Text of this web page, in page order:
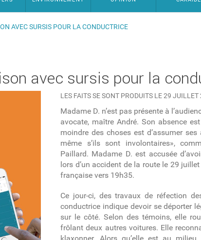
AVEC SURSIS POUR LA CONDUCTRICE
avec sursis pour la
LES FAITS SE SONT PRODUITS LE 29
Madame D. n’est pas présente à
avocate, maître André. Son absence
moindre des choses est d’assumer
même s’ils sont involontaires»,
Paillard. Madame D. est accusée
lors d’un accident de la route le 29
française vers 19h35.
Ce jour-ci, des travaux de réfection
conductrice indique devoir se déporter
sur le côté. Selon des témoins, elle
frôlant deux autres voitures. Elle